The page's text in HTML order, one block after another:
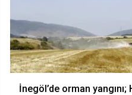
İnegöl’de orman yangını;